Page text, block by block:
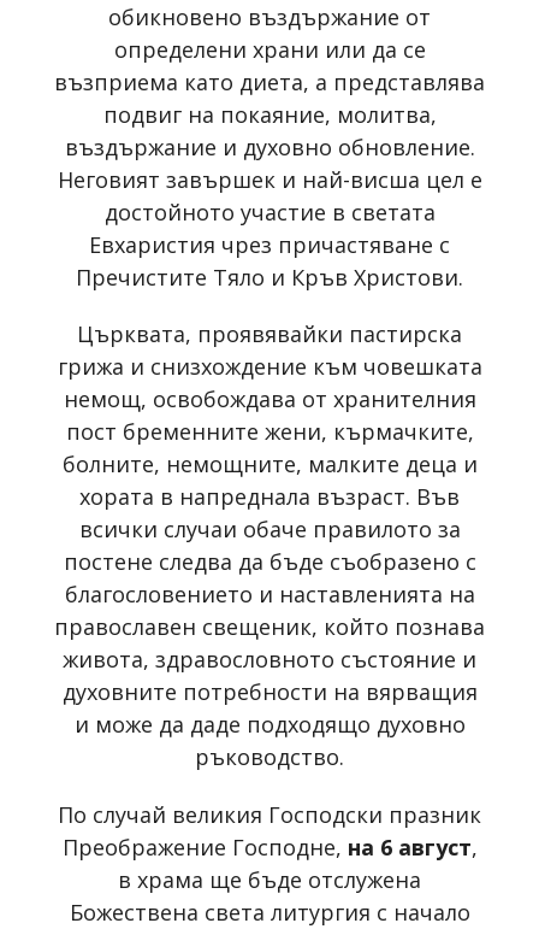
обикновено въздържание от
определени храни или да се
възприема като диета, а представлява
подвиг на покаяние, молитва,
въздържание и духовно обновление.
Неговият завършек и най-висша цел е
достойното участие в светата
Евхаристия чрез причастяване с
Пречистите Тяло и Кръв Христови.
Църквата, проявявайки пастирска
грижа и снизхождение към човешката
немощ, освобождава от хранителния
пост бременните жени, кърмачките,
болните, немощните, малките деца и
хората в напреднала възраст. Във
всички случаи обаче правилото за
постене следва да бъде съобразено с
благословението и наставленията на
православен свещеник, който познава
живота, здравословното състояние и
духовните потребности на вярващия
и може да даде подходящо духовно
ръководство.
По случай великия Господски празник
Преображение Господне, на 6 август,
в храма ще бъде отслужена
Божествена света литургия с начало